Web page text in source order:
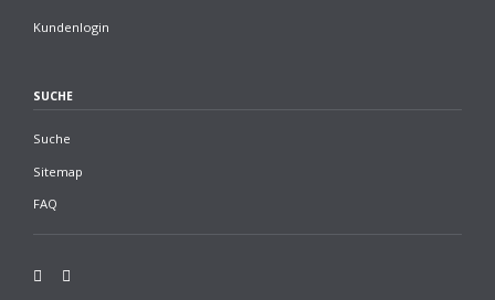
Kundenlogin
SUCHE
Suche
Sitemap
FAQ
Facebook